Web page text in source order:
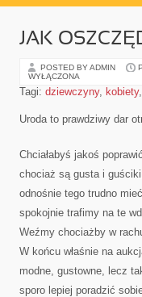
JAK
POSTED BY ADMIN
WYŁĄCZONA
Tagi: dziewczyny, kobiety,
Uroda to prawdziwy dar
Chciałabyś jakoś
chociaż są gusta i
odnośnie tego trudno
spokojnie trafimy na te
Weźmy chociażby w
W końcu właśnie na
modne, gustowne, lecz
sporo lepiej poradzić